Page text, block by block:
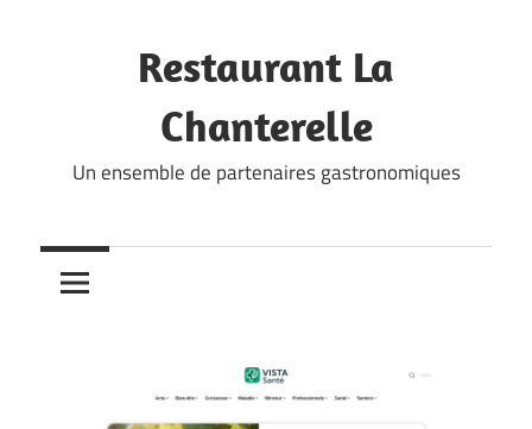
Restaurant La
Chanterelle
Un ensemble de partenaires gastronomiques